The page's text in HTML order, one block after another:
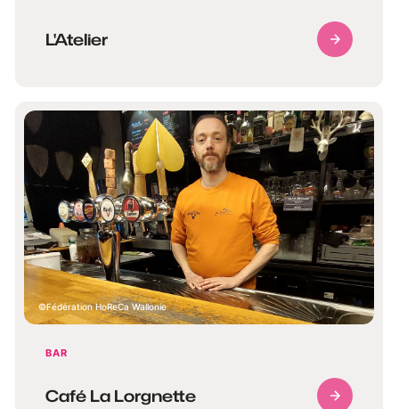
L'Atelier
Fédération HoReCa Wallonie
BAR
Café La Lorgnette